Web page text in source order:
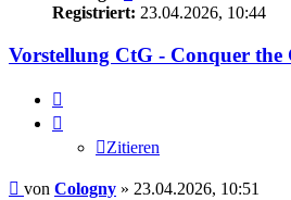
Registriert: 23.04.2026, 10:44
Vorstellung CtG - Conquer the
Zitieren
Beitrag
von Cologny » 23.04.2026, 10:51